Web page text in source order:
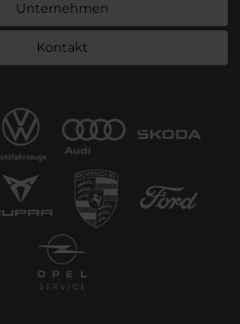
Unternehmen
Kontakt